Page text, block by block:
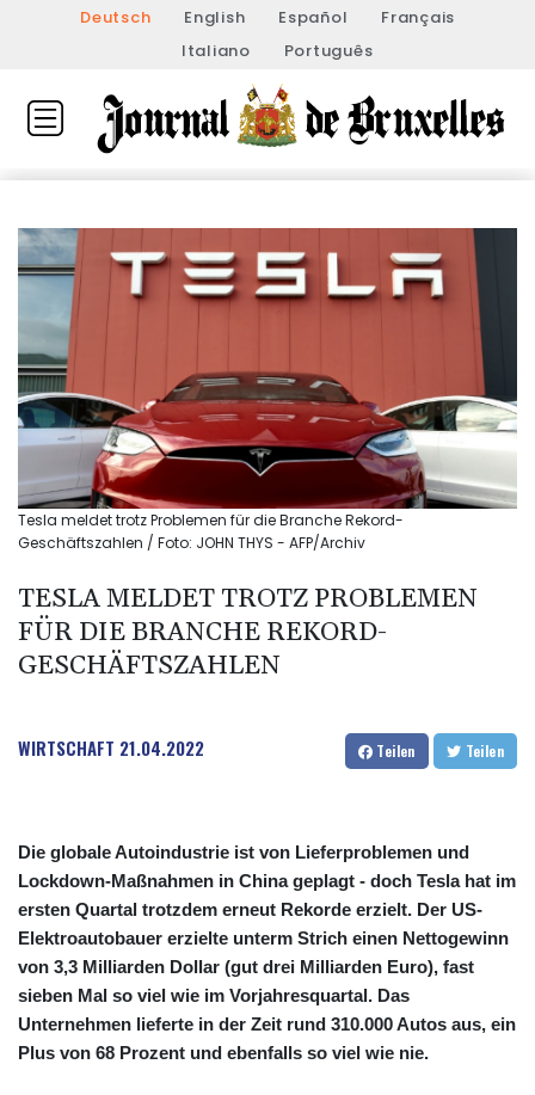
Deutsch English Español
Français
Italiano
Português
Tesla meldet trotz Problemen für die Branche Rekord-
Geschäftszahlen / Foto: JOHN THYS - AFP/Archiv
TESLA MELDET TROTZ PROBLEMEN
FÜR DIE BRANCHE REKORD-
GESCHÄFTSZAHLEN
WIRTSCHAFT 21.04.2022 Teilen Teilen
Die globale Autoindustrie ist von Lieferproblemen und
Lockdown-Maßnahmen in China geplagt - doch Tesla hat im
ersten Quartal trotzdem erneut Rekorde erzielt. Der US-
Elektroautobauer erzielte unterm Strich einen Nettogewinn
von 3,3 Milliarden Dollar (gut drei Milliarden Euro), fast
sieben Mal so viel wie im Vorjahresquartal. Das
Unternehmen lieferte in der Zeit rund 310.000 Autos aus, ein
Plus von 68 Prozent und ebenfalls so viel wie nie.